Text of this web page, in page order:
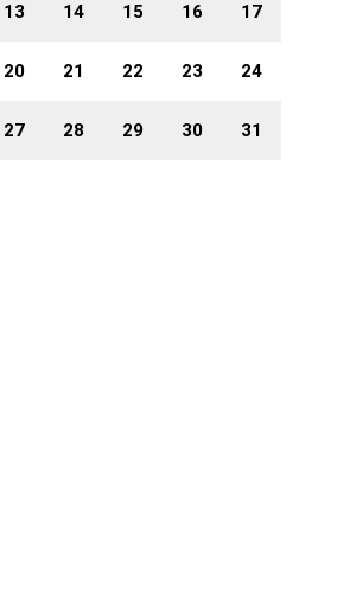
13 14 15 16 17
20 21 22 23 24
27 28 29 30 31